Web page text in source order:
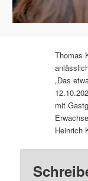
Thomas
„Das
mit
Heinrich